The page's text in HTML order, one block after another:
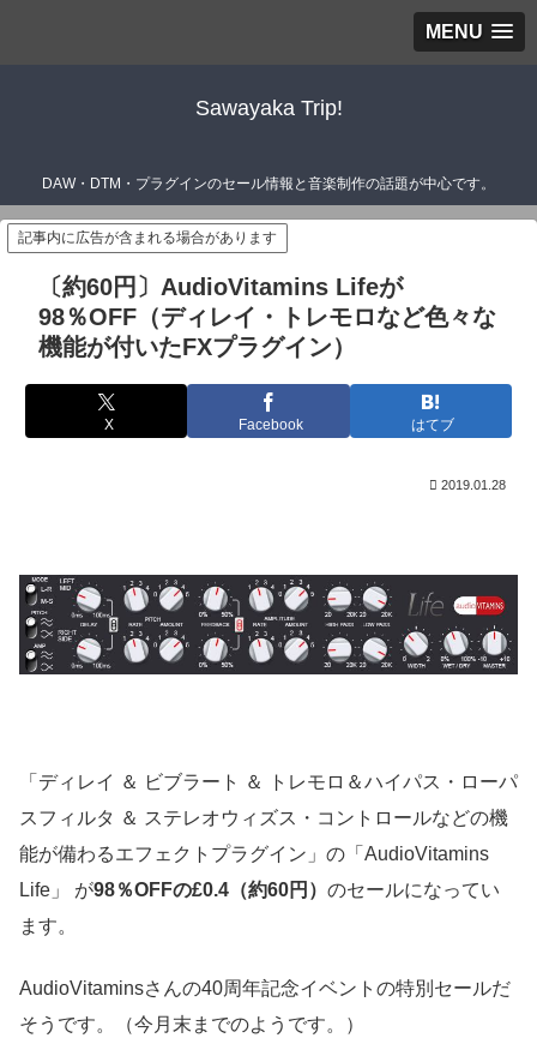
MENU
Sawayaka Trip!
DAW・DTM・プラグインのセール情報と音楽制作の話題が中心です。
記事内に広告が含まれる場合があります
〔約60円〕AudioVitamins Lifeが
98％OFF（ディレイ・トレモロなど色々な
機能が付いたFXプラグイン）
X Facebook はてブ
2019.01.28
「ディレイ ＆ ビブラート ＆ トレモロ＆ハイパス・ローパ
スフィルタ ＆ ステレオウィズス・コントロールなどの機
能が備わるエフェクトプラグイン」の「AudioVitamins
Life」 が98％OFFの£0.4（約60円） のセールになってい
ます。
AudioVitaminsさんの40周年記念イベントの特別セールだ
そうです。（今月末までのようです。）